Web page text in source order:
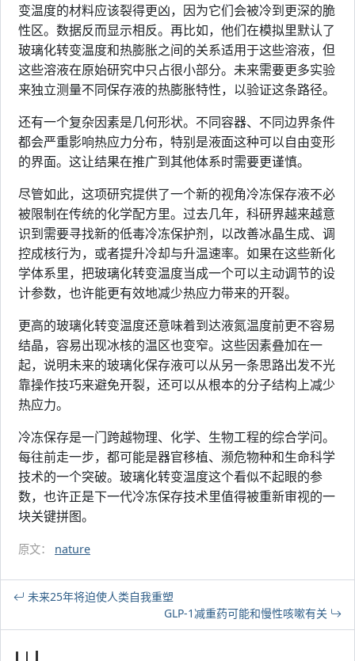
变温度的材料应该裂得更凶，因为它们会被冷到更深的脆
性区。数据反而显示相反。再比如，他们在模拟里默认了
玻璃化转变温度和热膨胀之间的关系适用于这些溶液，但
这些溶液在原始研究中只占很小部分。未来需要更多实验
来独立测量不同保存液的热膨胀特性，以验证这条路径。
还有一个复杂因素是几何形状。不同容器、不同边界条件
都会严重影响热应力分布，特别是液面这种可以自由变形
的界面。这让结果在推广到其他体系时需要更谨慎。
尽管如此，这项研究提供了一个新的视角冷冻保存液不必
被限制在传统的化学配方里。过去几年，科研界越来越意
识到需要寻找新的低毒冷冻保护剂，以改善冰晶生成、调
控成核行为，或者提升冷却与升温速率。如果在这些新化
学体系里，把玻璃化转变温度当成一个可以主动调节的设
计参数，也许能更有效地减少热应力带来的开裂。
更高的玻璃化转变温度还意味着到达液氮温度前更不容易
结晶，容易出现冰核的温区也变窄。这些因素叠加在一
起，说明未来的玻璃化保存液可以从另一条思路出发不光
靠操作技巧来避免开裂，还可以从根本的分子结构上减少
热应力。
冷冻保存是一门跨越物理、化学、生物工程的综合学问。
每往前走一步，都可能是器官移植、濒危物种和生命科学
技术的一个突破。玻璃化转变温度这个看似不起眼的参
数，也许正是下一代冷冻保存技术里值得被重新审视的一
块关键拼图。
原文： nature
未来25年将迫使人类自我重塑
GLP-1减重药可能和慢性咳嗽有关